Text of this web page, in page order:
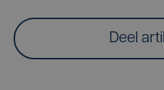
Deel